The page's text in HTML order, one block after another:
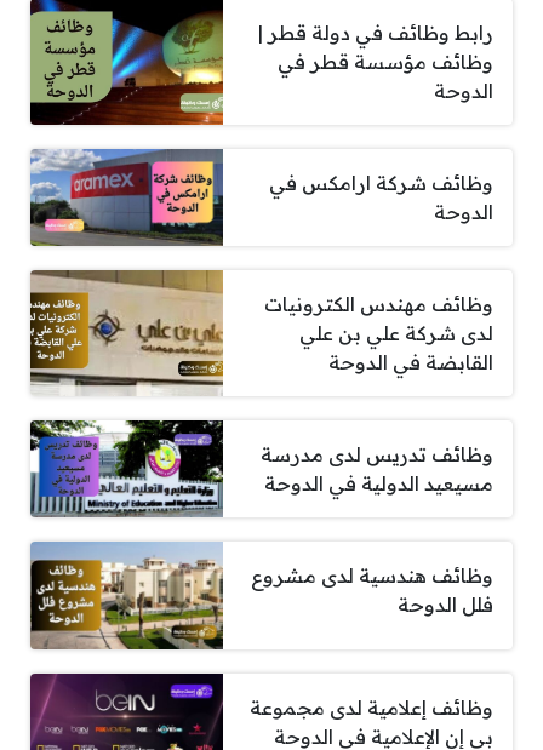
رابط وظائف في دولة قطر |
وظائف مؤسسة قطر في
الدوحة
وظائف شركة ارامكس في
الدوحة
وظائف مهندس الكترونيات
لدى شركة علي بن علي
القابضة في الدوحة
وظائف تدريس لدى مدرسة
مسيعيد الدولية في الدوحة
وظائف هندسية لدى مشروع
فلل الدوحة
وظائف إعلامية لدى مجموعة
بي إن الإعلامية في الدوحة